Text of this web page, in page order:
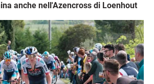
anche nell'Azencross di Loenhout